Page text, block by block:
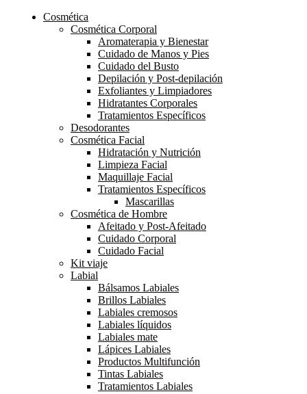
Cosmética
Cosmética Corporal
Aromaterapia y Bienestar
Cuidado de Manos y Pies
Cuidado del Busto
Depilación y Post-depilación
Exfoliantes y Limpiadores
Hidratantes Corporales
Tratamientos Específicos
Desodorantes
Cosmética Facial
Hidratación y Nutrición
Limpieza Facial
Maquillaje Facial
Tratamientos Específicos
Mascarillas
Cosmética de Hombre
Afeitado y Post-Afeitado
Cuidado Corporal
Cuidado Facial
Kit viaje
Labial
Bálsamos Labiales
Brillos Labiales
Labiales cremosos
Labiales líquidos
Labiales mate
Lápices Labiales
Productos Multifunción
Tintas Labiales
Tratamientos Labiales